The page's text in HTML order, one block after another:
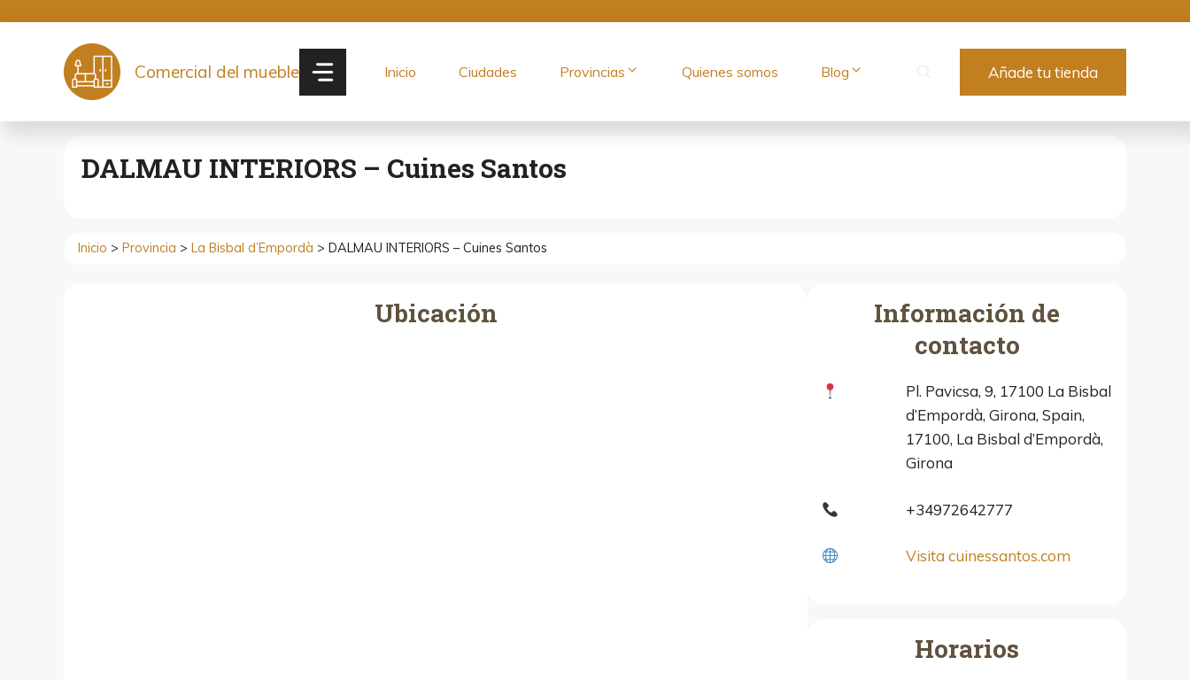
contenido
Comercial del mueble Inicio Ciudades Provincias Quienes somos Blog Añade tu tienda
DALMAU INTERIORS – Cuines Santos
Inicio > Provincia > La Bisbal d’Empordà > DALMAU INTERIORS – Cuines Santos
Ubicación
Información de
contacto
Pl. Pavicsa, 9, 17100 La Bisbal
d’Empordà, Girona, Spain,
17100, La Bisbal d’Empordà,
Girona
+34972642777
Visita cuinessantos.com
Horarios